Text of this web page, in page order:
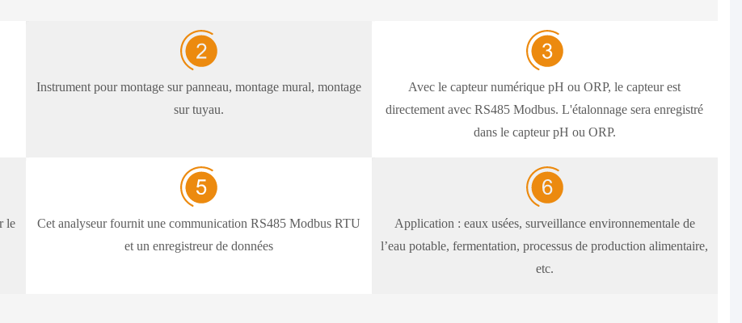
Instrument pour montage sur panneau, montage mural, montage
sur tuyau.
Avec le capteur numérique pH ou ORP, le capteur est
directement avec RS485 Modbus. L'étalonnage sera enregistré
dans le capteur pH ou ORP.
le
Cet analyseur fournit une communication RS485 Modbus RTU
et un enregistreur de données
Application : eaux usées, surveillance environnementale de
l’eau potable, fermentation, processus de production alimentaire,
etc.